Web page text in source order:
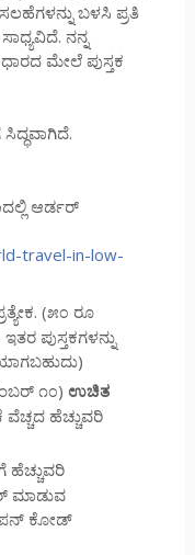
ಬಳಸಿ ಪ್ರತಿ
ನನ್ನ
ಮೇಲೆ ಪುಸ್ತಕ
ಸಿದ್ಧವಾಗಿದೆ.
ಆರ್ಡರ್
travel-in-low-
(೫೦ ರೂ
ಪುಸ್ತಕಗಳನ್ನು
೧೦)ಉಚಿತ
ಹೆಚ್ಚುವರಿ
ಹೆಚ್ಚುವರಿ
ಮಾಡುವ
ಕೋಡ್